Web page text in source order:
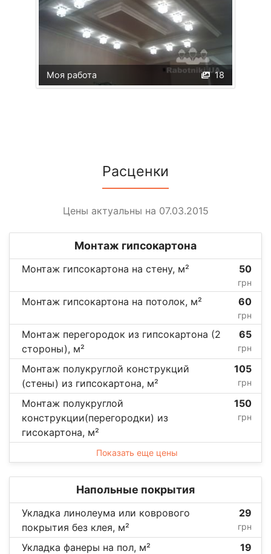
18
Моя работа
Расценки
Цены актуальны на 07.03.2015
Монтаж гипсокартона
Монтаж гипсокартона на стену, м² 50
грн
Монтаж гипсокартона на потолок, м² 60
грн
Монтаж перегородок из гипсокартона (2
стороны), м²
65
грн
Монтаж полукруглой конструкций
(стены) из гипсокартона, м²
105
грн
Монтаж полукруглой
конструкции(перегородки) из
гисокартона, м²
150
грн
Показать еще цены
Напольные покрытия
Укладка линолеума или коврового
покрытия без клея, м²
29
грн
Укладка фанеры на пол, м² 19